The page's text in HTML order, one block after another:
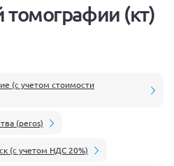
(кт)
(с учетом стоимости
(peros)
(с учетом НДС 20%)